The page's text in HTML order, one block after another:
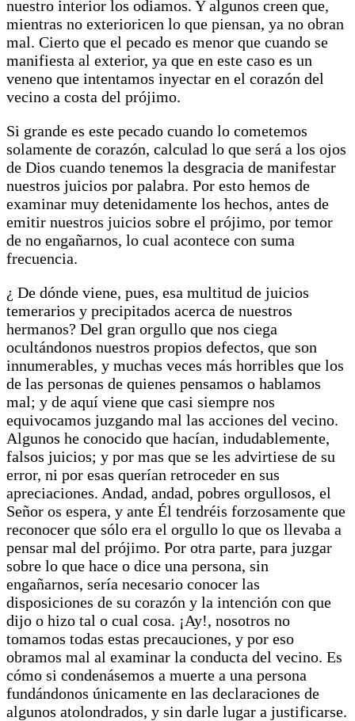
nuestro interior los odiamos. Y algunos creen que,
mientras no exterioricen lo que piensan, ya no obran
mal. Cierto que el pecado es menor que cuando se
manifiesta al exterior, ya que en este caso es un
veneno que intentamos inyectar en el corazón del
vecino a costa del prójimo.
Si grande es este pecado cuando lo cometemos
solamente de corazón, calculad lo que será a los ojos
de Dios cuando tenemos la desgracia de manifestar
nuestros juicios por palabra. Por esto hemos de
examinar muy detenidamente los hechos, antes de
emitir nuestros juicios sobre el prójimo, por temor
de no engañarnos, lo cual acontece con suma
frecuencia.
¿ De dónde viene, pues, esa multitud de juicios
temerarios y precipitados acerca de nuestros
hermanos? Del gran orgullo que nos ciega
ocultándonos nuestros propios defectos, que son
innumerables, y muchas veces más horribles que los
de las personas de quienes pensamos o hablamos
mal; y de aquí viene que casi siempre nos
equivocamos juzgando mal las acciones del vecino.
Algunos he conocido que hacían, indudablemente,
falsos juicios; y por mas que se les advirtiese de su
error, ni por esas querían retroceder en sus
apreciaciones. Andad, andad, pobres orgullosos, el
Señor os espera, y ante Él tendréis forzosamente que
reconocer que sólo era el orgullo lo que os llevaba a
pensar mal del prójimo. Por otra parte, para juzgar
sobre lo que hace o dice una persona, sin
engañarnos, sería necesario conocer las
disposiciones de su corazón y la intención con que
dijo o hizo tal o cual cosa. ¡Ay!, nosotros no
tomamos todas estas precauciones, y por eso
obramos mal al examinar la conducta del vecino. Es
cómo si condenásemos a muerte a una persona
fundándonos únicamente en las declaraciones de
algunos atolondrados, y sin darle lugar a justificarse.